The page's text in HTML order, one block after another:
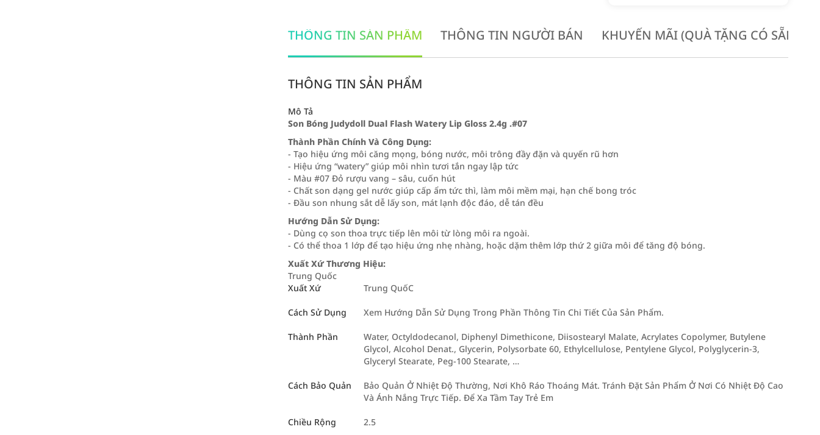
THÔNG TIN SẢN PHẨM THÔNG TIN NGƯỜI BÁN KHUYẾN MÃI (QUÀ TẶNG CÓ SẴN
THÔNG TIN SẢN PHẨM
Mô Tả
Son Bóng Judydoll Dual Flash Watery Lip Gloss 2.4g .#07
Thành Phần Chính Và Công Dụng:
- Tạo hiệu ứng môi căng mọng, bóng nước, môi trông đầy đặn và quyến rũ hơn
- Hiệu ứng “watery” giúp môi nhìn tươi tắn ngay lập tức
- Màu #07 Đỏ rượu vang – sâu, cuốn hút
- Chất son dạng gel nước giúp cấp ẩm tức thì, làm môi mềm mại, hạn chế bong tróc
- Đầu son nhung sắt dễ lấy son, mát lạnh độc đáo, dễ tán đều
Hướng Dẫn Sử Dụng:
- Dùng cọ son thoa trực tiếp lên môi từ lòng môi ra ngoài.
- Có thể thoa 1 lớp để tạo hiệu ứng nhẹ nhàng, hoặc dặm thêm lớp thứ 2 giữa môi để tăng độ bóng.
Xuất Xứ Thương Hiệu:
Trung Quốc
Xuất Xứ
Trung QuốC
Cách Sử Dụng Xem Hướng Dẫn Sử Dụng Trong Phần Thông Tin Chi Tiết Của Sản Phẩm.
Thành Phần
Water, Octyldodecanol, Diphenyl Dimethicone, Diisostearyl Malate, Acrylates Copolymer, Butylene
Glycol, Alcohol Denat., Glycerin, Polysorbate 60, Ethylcellulose, Pentylene Glycol, Polyglycerin-3,
Glyceryl Stearate, Peg-100 Stearate, …
Cách Bảo Quản
Bảo Quản Ở Nhiệt Độ Thường, Nơi Khô Ráo Thoáng Mát. Tránh Đặt Sản Phẩm Ở Nơi Có Nhiệt Độ Cao
Và Ánh Nắng Trực Tiếp. Để Xa Tầm Tay Trẻ Em
Chiều Rộng 2.5